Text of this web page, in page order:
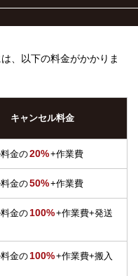
、以下の料金がかかりま
キャンセル料金
金の20%+作業費
金の50%+作業費
金の 100%+作業費+発送
金の 100%+作業費+搬入